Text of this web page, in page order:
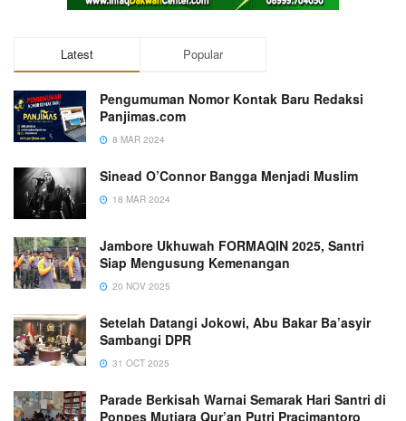
Latest Popular
Pengumuman Nomor Kontak Baru Redaksi
Panjimas.com
8 MAR 2024
Sinead O’Connor Bangga Menjadi Muslim
18 MAR 2024
Jambore Ukhuwah FORMAQIN 2025, Santri
Siap Mengusung Kemenangan
20 NOV 2025
Setelah Datangi Jokowi, Abu Bakar Ba’asyir
Sambangi DPR
31 OCT 2025
Parade Berkisah Warnai Semarak Hari Santri di
Ponpes Mutiara Qur’an Putri Pracimantoro